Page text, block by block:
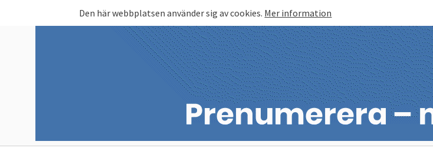
Den här webbplatsen använder sig av cookies. Mer information